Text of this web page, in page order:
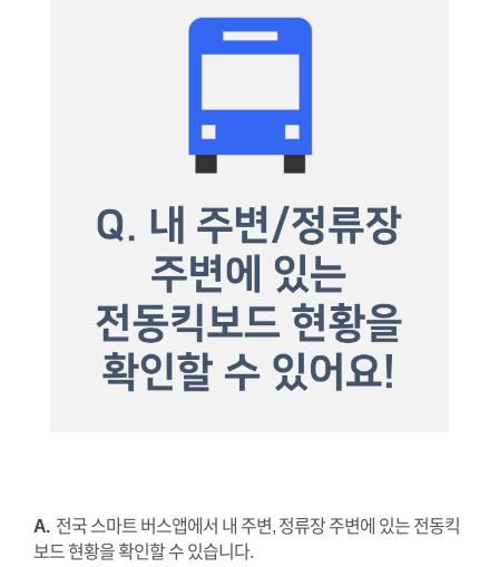
A. 전국 스마트 버스앱에서 내 주변, 정류장 주변에 있는 전동킥
보드 현황을 확인할 수 있습니다.